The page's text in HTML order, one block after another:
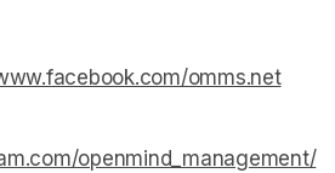
omms.net
openmind_management/